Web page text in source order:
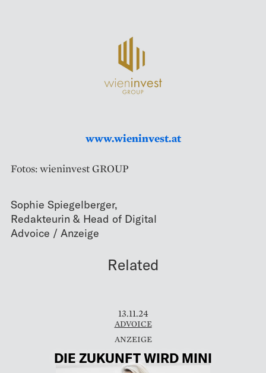
www.wieninvest.at
Fotos: wieninvest GROUP
Sophie Spiegelberger,
Redakteurin & Head of Digital
Related
13.11.24
ADVOICE
DIE ZUKUNFT WIRD MINI